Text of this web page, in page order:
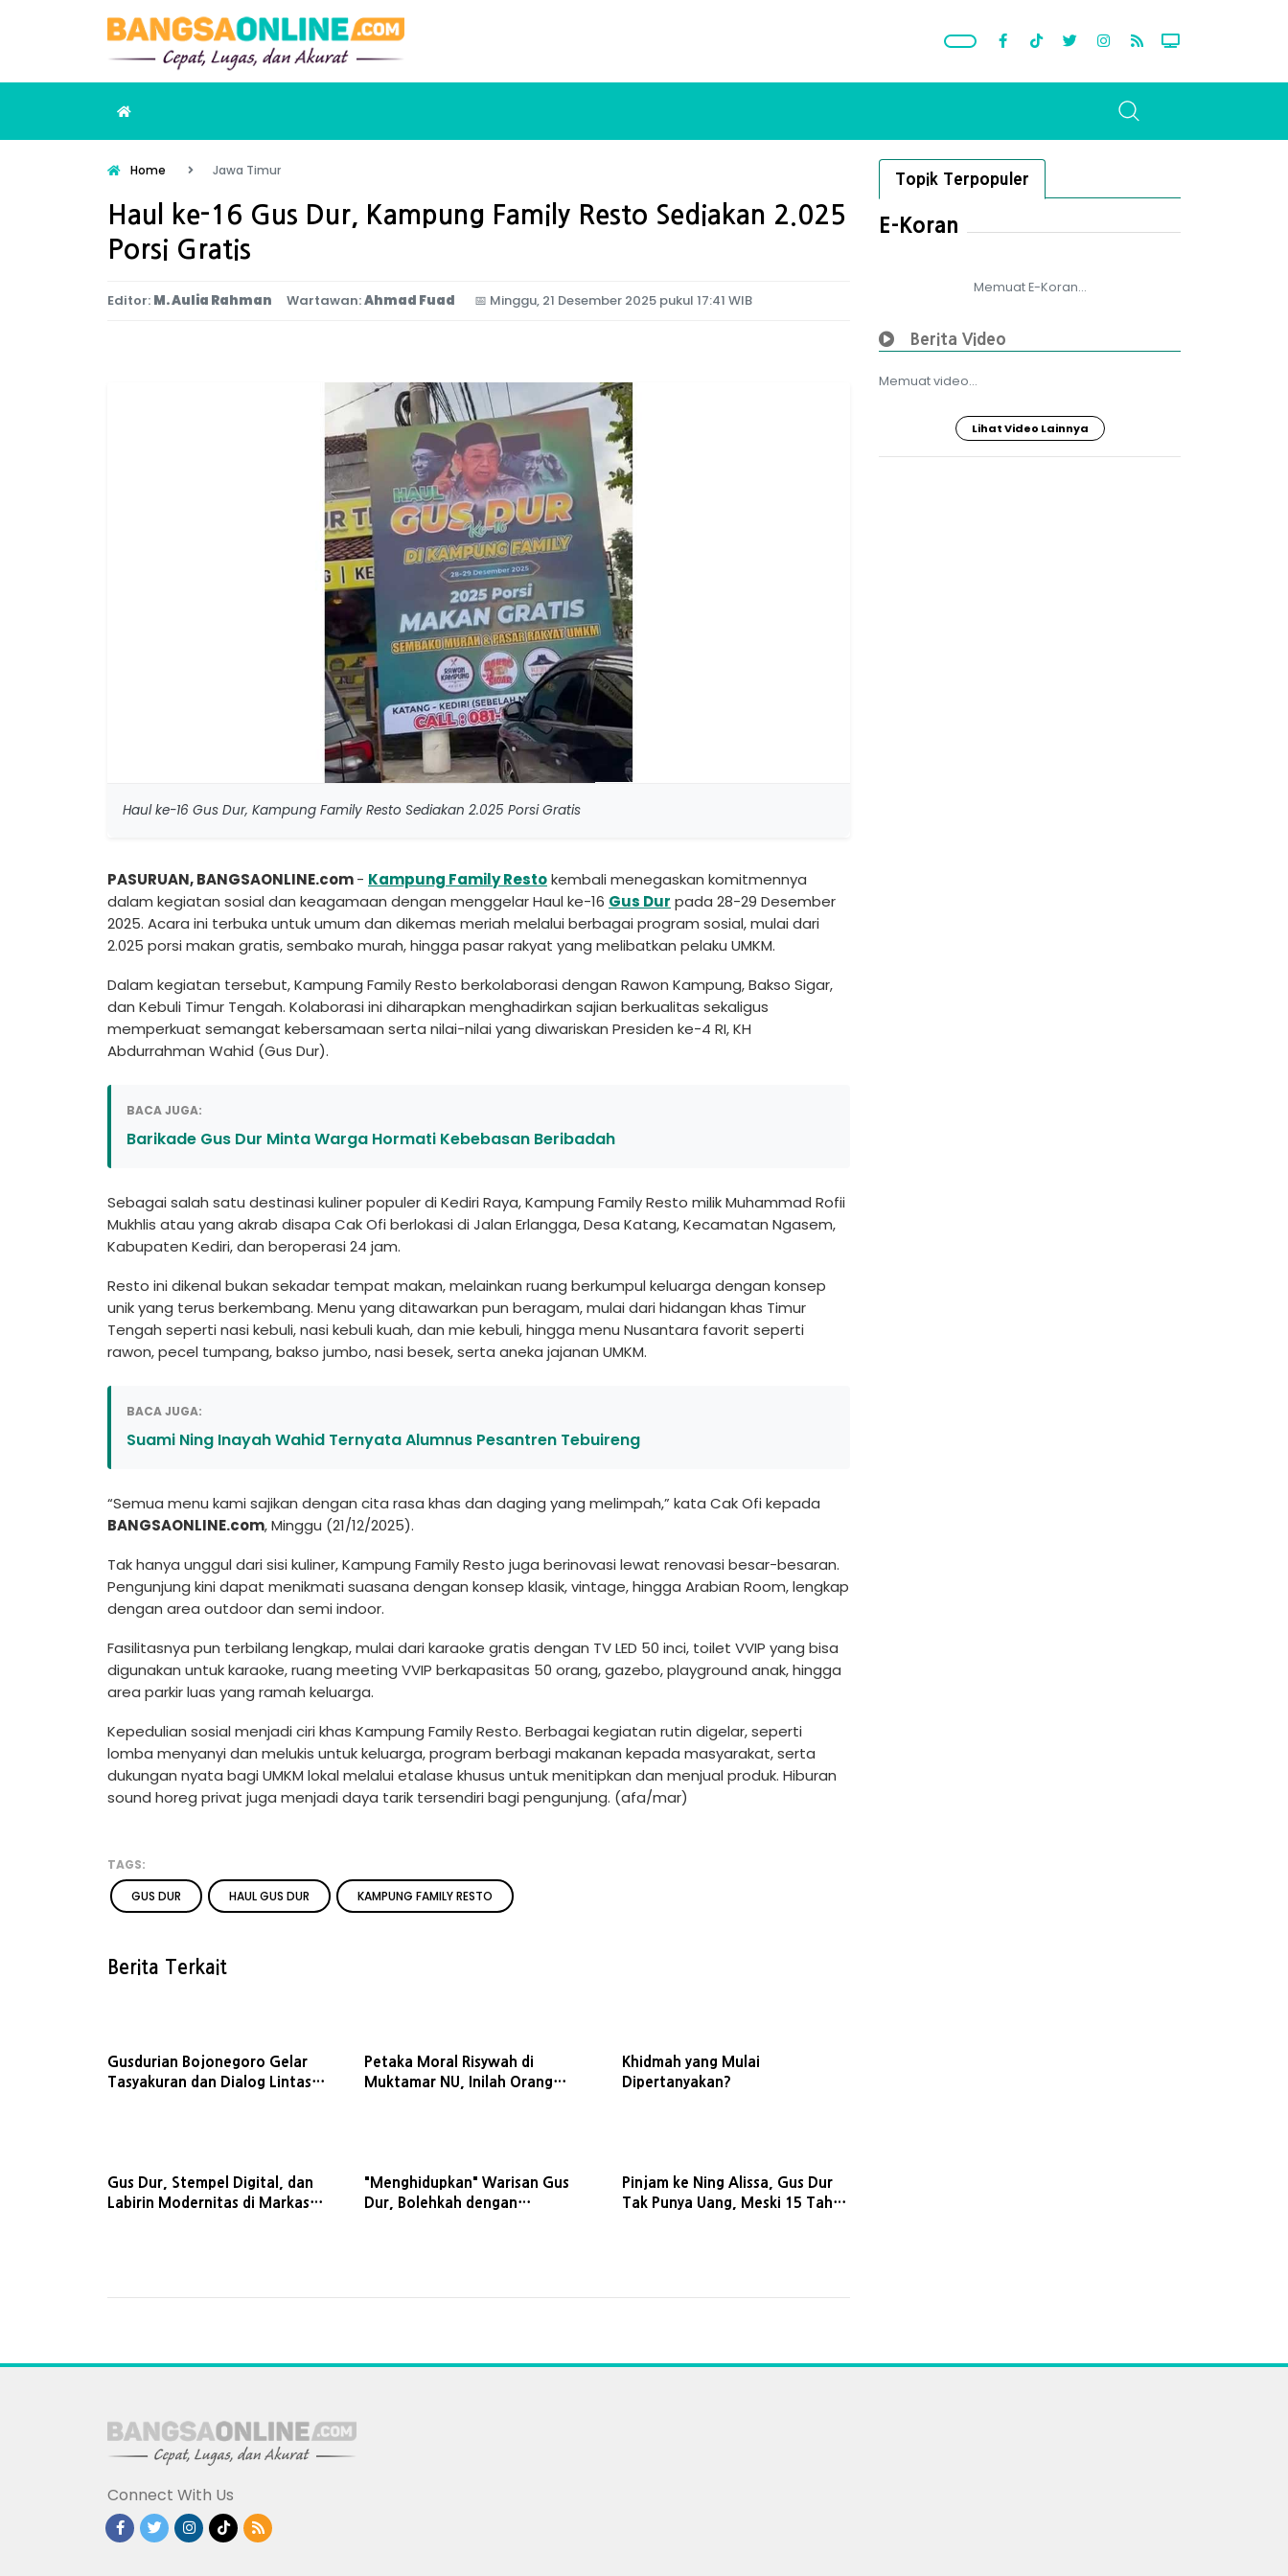
Home Jawa Timur
Haul ke-16 Gus Dur, Kampung Family Resto Sediakan 2.025
Porsi Gratis
Editor: M. Aulia Rahman Wartawan:Ahmad Fuad 📅 Minggu, 21 Desember 2025 pukul 17:41 WIB
Haul ke-16 Gus Dur, Kampung Family Resto Sediakan 2.025 Porsi Gratis
PASURUAN, BANGSAONLINE.com- Kampung Family Restokembali menegaskan komitmennya
dalam kegiatan sosial dan keagamaan dengan menggelar Haul ke-16 Gus Dur pada 28-29 Desember
2025. Acara ini terbuka untuk umum dan dikemas meriah melalui berbagai program sosial, mulai dari
2.025 porsi makan gratis, sembako murah, hingga pasar rakyat yang melibatkan pelaku UMKM.
Dalam kegiatan tersebut, Kampung Family Resto berkolaborasi dengan Rawon Kampung, Bakso Sigar,
dan Kebuli Timur Tengah. Kolaborasi ini diharapkan menghadirkan sajian berkualitas sekaligus
memperkuat semangat kebersamaan serta nilai-nilai yang diwariskan Presiden ke-4 RI, KH
Abdurrahman Wahid (Gus Dur).
BACA JUGA:
Barikade Gus Dur Minta Warga Hormati Kebebasan Beribadah
Sebagai salah satu destinasi kuliner populer di Kediri Raya, Kampung Family Resto milik Muhammad Rofii
Mukhlis atau yang akrab disapa Cak Ofi berlokasi di Jalan Erlangga, Desa Katang, Kecamatan Ngasem,
Kabupaten Kediri, dan beroperasi 24 jam.
Resto ini dikenal bukan sekadar tempat makan, melainkan ruang berkumpul keluarga dengan konsep
unik yang terus berkembang. Menu yang ditawarkan pun beragam, mulai dari hidangan khas Timur
Tengah seperti nasi kebuli, nasi kebuli kuah, dan mie kebuli, hingga menu Nusantara favorit seperti
rawon, pecel tumpang, bakso jumbo, nasi besek, serta aneka jajanan UMKM.
BACA JUGA:
Suami Ning Inayah Wahid Ternyata Alumnus Pesantren Tebuireng
“Semua menu kami sajikan dengan cita rasa khas dan daging yang melimpah,” kata Cak Ofi kepada
BANGSAONLINE.com, Minggu (21/12/2025).
Tak hanya unggul dari sisi kuliner, Kampung Family Resto juga berinovasi lewat renovasi besar-besaran.
Pengunjung kini dapat menikmati suasana dengan konsep klasik, vintage, hingga Arabian Room, lengkap
dengan area outdoor dan semi indoor.
Fasilitasnya pun terbilang lengkap, mulai dari karaoke gratis dengan TV LED 50 inci, toilet VVIP yang bisa
digunakan untuk karaoke, ruang meeting VVIP berkapasitas 50 orang, gazebo, playground anak, hingga
area parkir luas yang ramah keluarga.
Kepedulian sosial menjadi ciri khas Kampung Family Resto. Berbagai kegiatan rutin digelar, seperti
lomba menyanyi dan melukis untuk keluarga, program berbagi makanan kepada masyarakat, serta
dukungan nyata bagi UMKM lokal melalui etalase khusus untuk menitipkan dan menjual produk. Hiburan
sound horeg privat juga menjadi daya tarik tersendiri bagi pengunjung. (afa/mar)
TAGS:
GUS DUR
HAUL GUS DUR KAMPUNG FAMILY RESTO
Berita Terkait
Gusdurian Bojonegoro Gelar
Tasyakuran dan Dialog Lintas
Petaka Moral Risywah di
Muktamar NU, Inilah Orang
Khidmah yang Mulai
Dipertanyakan?
Gus Dur, Stempel Digital, dan
Labirin Modernitas di Markas
"Menghidupkan" Warisan Gus
Dur, Bolehkah dengan
Pinjam ke Ning Alissa, Gus Dur
Tak Punya Uang, Meski 15 Tahun
Topik Terpopuler
E-Koran
Memuat E-Koran...
Berita Video
Memuat video...
Lihat Video Lainnya
Connect With Us